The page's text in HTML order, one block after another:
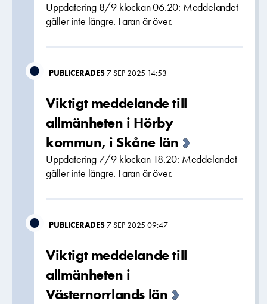
Uppdatering 8/9 klockan 06.20: Meddelandet
gäller inte längre. Faran är över.
PUBLICERADES 7 SEP 2025 14:53
Viktigt meddelande till
allmänheten i Hörby
kommun, i Skåne län
Uppdatering 7/9 klockan 18.20: Meddelandet
gäller inte längre. Faran är över.
PUBLICERADES 7 SEP 2025 09:47
Viktigt meddelande till
allmänheten i
Västernorrlands län